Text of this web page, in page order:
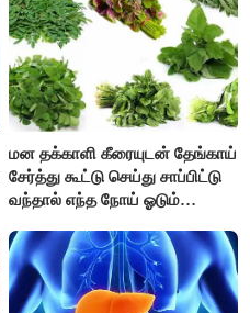
மன தக்காளி கீரையுடன் தேங்காய்
சேர்த்து கூட்டு செய்து சாப்பிட்டு
வந்தால் எந்த நோய் ஓடும்